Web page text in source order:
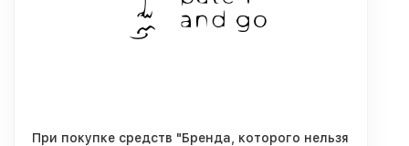
При покупке средств "Бренда, которого нельзя